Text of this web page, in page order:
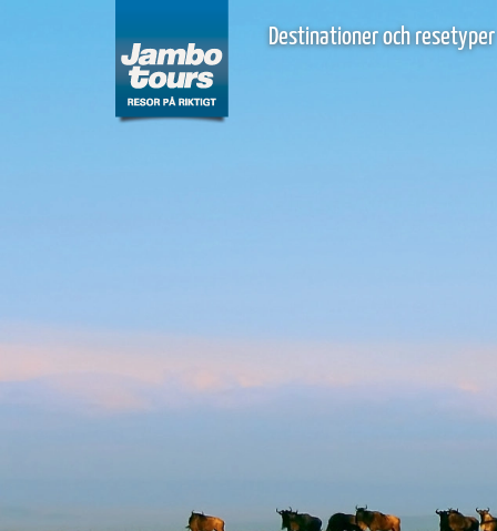
Destinationer och resetyper